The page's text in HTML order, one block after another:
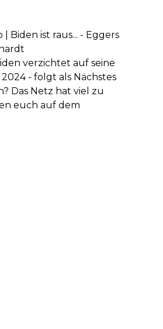
| Biden ist raus... - Eggers
verzichtet auf seine
- folgt als Nächstes
Das Netz hat viel zu
euch auf dem